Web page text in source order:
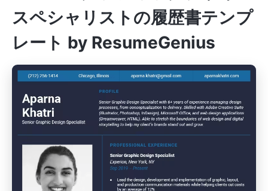
スペシャリストの履歴書テンプ
レート by ResumeGenius